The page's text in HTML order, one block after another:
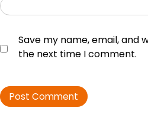
Save my name, email, and
the next time I comment.